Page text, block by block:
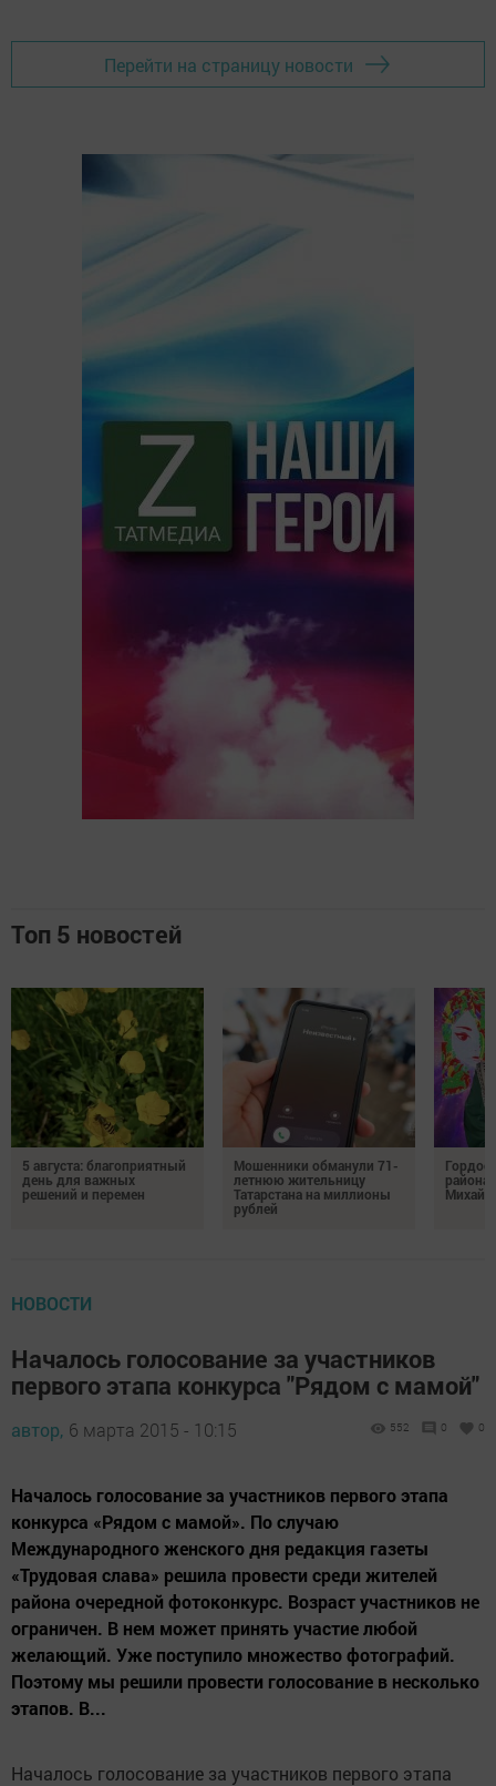
Перейти на страницу новости
Топ 5 новостей
5 августа: благоприятный
день для важных
решений и перемен
Мошенники обманули 71-
летнюю жительницу
Татарстана на миллионы
рублей
НОВОСТИ
Началось голосование за участников
первого этапа конкурса "Рядом с мамой"
автор, 6 марта 2015 - 10:15 552 0 0
Началось голосование за участников первого этапа
конкурса «Рядом с мамой». По случаю
Международного женского дня редакция газеты
«Трудовая слава» решила провести среди жителей
района очередной фотоконкурс. Возраст участников не
ограничен. В нем может принять участие любой
желающий. Уже поступило множество фотографий.
Поэтому мы решили провести голосование в несколько
этапов. В...
Началось голосование за участников первого этапа